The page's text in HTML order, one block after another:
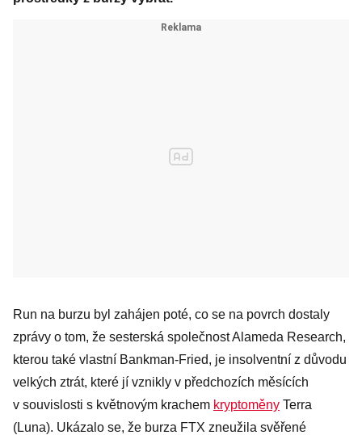
Run na burzu byl zahájen poté, co se na povrch dostaly
zprávy o tom, že sesterská společnost Alameda Research,
kterou také vlastní Bankman-Fried, je insolventní z důvodu
velkých ztrát, které jí vznikly v předchozích měsících
v souvislosti s květnovým krachem kryptoměny Terra
(Luna). Ukázalo se, že burza FTX zneužila svěřené